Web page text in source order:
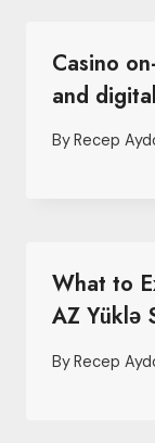
Casino
and
By Recep
What to
AZ Yüklə
ByRecep